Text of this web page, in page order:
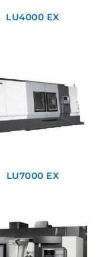
LU4000 EX
LU7000 EX